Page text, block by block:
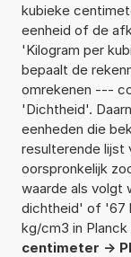
kubieke
eenheid of de
'Kilogram per
bepaalt de
omrekenen ---
'Dichtheid'.
eenheden die
resulterende lijst
oorspronkelijk
waarde als volgt
dichtheid' of '67
kg/cm3 in
centimeter ->